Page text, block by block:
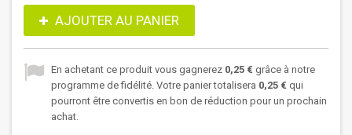
AJOUTER AU PANIER
En achetant ce produit vous gagnerez 0,25 € grâce à notre
programme de fidélité. Votre panier totalisera 0,25 € qui
pourront être convertis en bon de réduction pour un prochain
achat.